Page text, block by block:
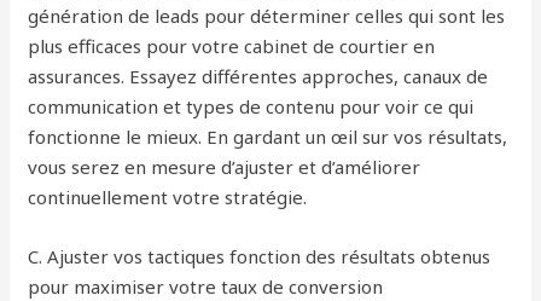
génération de leads pour déterminer celles qui sont les
plus efficaces pour votre cabinet de courtier en
assurances. Essayez différentes approches, canaux de
communication et types de contenu pour voir ce qui
fonctionne le mieux. En gardant un œil sur vos résultats,
vous serez en mesure d’ajuster et d’améliorer
continuellement votre stratégie.
C. Ajuster vos tactiques fonction des résultats obtenus
pour maximiser votre taux de conversion